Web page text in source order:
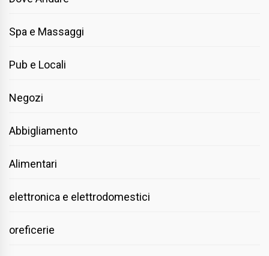
Spa e Massaggi
Pub e Locali
Negozi
Abbigliamento
Alimentari
elettronica e elettrodomestici
oreficerie